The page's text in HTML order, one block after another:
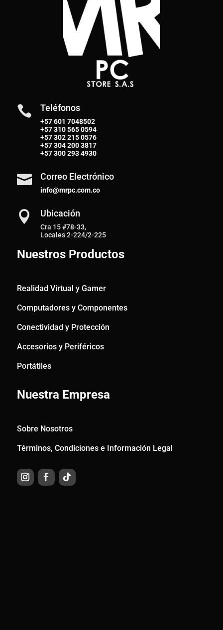
 Teléfonos
+57 601 7048502
+57310 565 0594
+57302 215 0576
+57304 200 3817
+57300 293 4930
 Correo Electrónico
info@mrpc.com.co
 Ubicación
Cra 15 #78-33,
Locales 2-224/2-225
Nuestros Productos
Realidad Virtual y Gamer
Computadores y Componentes
Conectividad y Protección
Accesorios y Periféricos
Portátiles
Nuestra Empresa
Sobre Nosotros
Términos, Condiciones e Información Legal